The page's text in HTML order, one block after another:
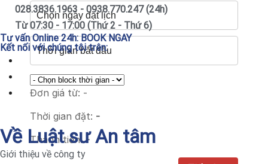
Đơn giá từ: -
Thời gian đặt: -
Thành tiền:-
028.3836.1963 - 0938.770.247 (24h)
Từ 07:30 - 17:00 (Thứ 2 - Thứ 6)
Tư vấn Online 24h:BOOK NGAY
Kết nối với chúng tôi trên:
Về Luật sư An tâm
Giới thiệu về công ty